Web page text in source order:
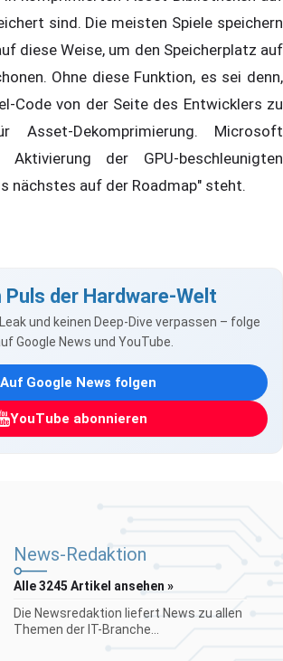
sind. Die meisten Spiele speichern
diese Weise, um den Speicherplatz auf
Ohne diese Funktion, es sei denn,
Code von der Seite des Entwicklers zu
Asset-Dekomprimierung. Microsoft
der GPU-beschleunigten
nächstes auf der Roadmap" steht.
Puls der Hardware-Welt
und keinen Deep-Dive verpassen – folge
Google News und YouTube.
Auf Google News folgen
YouTube abonnieren
News-Redaktion
Alle 3245 Artikel ansehen »
Die Newsredaktion liefert News zu allen
Themen der IT-Branche...